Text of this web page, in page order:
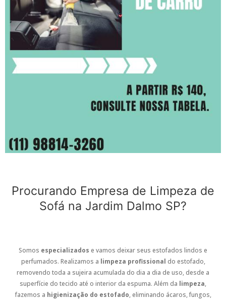
Procurando Empresa de Limpeza de
Sofá na Jardim Dalmo SP?
Somos especializados e vamos deixar seus estofados lindos e
perfumados. Realizamos a limpeza profissional do estofado,
removendo toda a sujeira acumulada do dia a dia de uso, desde a
superfície do tecido até o interior da espuma. Além da limpeza,
fazemos a higienização do estofado, eliminando ácaros, fungos,